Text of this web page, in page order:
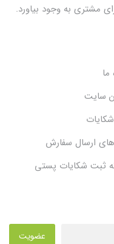
مشتری به وجود بیاورد.
ما
سایت
ارسال سفارش
ثبت شکایات پستی
عضویت